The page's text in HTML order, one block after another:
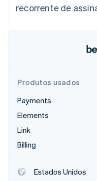
Stripe Sessions
Veja como aStripe
recorrente de
Produtos usados
Payments
Elements
Link
Billing
Estados Unidos